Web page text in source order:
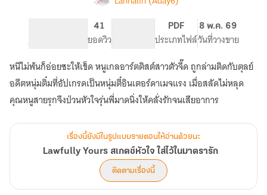
มาตรา
ใส่
ไว้
ใน
มาตรา
จำนวนหน้า (A5)
41
ยอดวิวระดับเนื้อหา
PDF
ประเภทไฟล์
8 พ.ค. 69
วันที่วางขาย
หนีไม่พ้นก็อ่อยซะให้เข็ด หนูเกลอาร์ตติสต์สาวตัวจี๊ด ถูกล่ามติดกับตุลย์
อดีตหนุ่มติ๋มที่อัปเกรดเป็นหนุ่มตี๋อินเตอร์ดาเมจแรง เมื่อสลัดไม่หลุด
คุณหนูสายรุกจึงป่วนหัวใจรุ่นพี่มาดนิ่งให้คลั่งรักจนเสียอาการ
เรื่องนี้ยังมีในรูปแบบรายตอนให้อ่านด้วยนะ
Lawfully Yours สเกตช์หัวใจ ใส่ไว้ในมาตรารัก
ติดตามเรื่องนี้